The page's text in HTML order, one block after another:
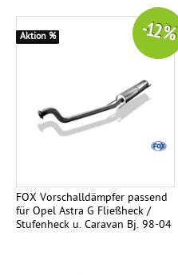
FOX Vorschalldämpfer passend
für Opel Astra G Fließheck /
Stufenheck u. Caravan Bj. 98-04
-12 %
Aktion %